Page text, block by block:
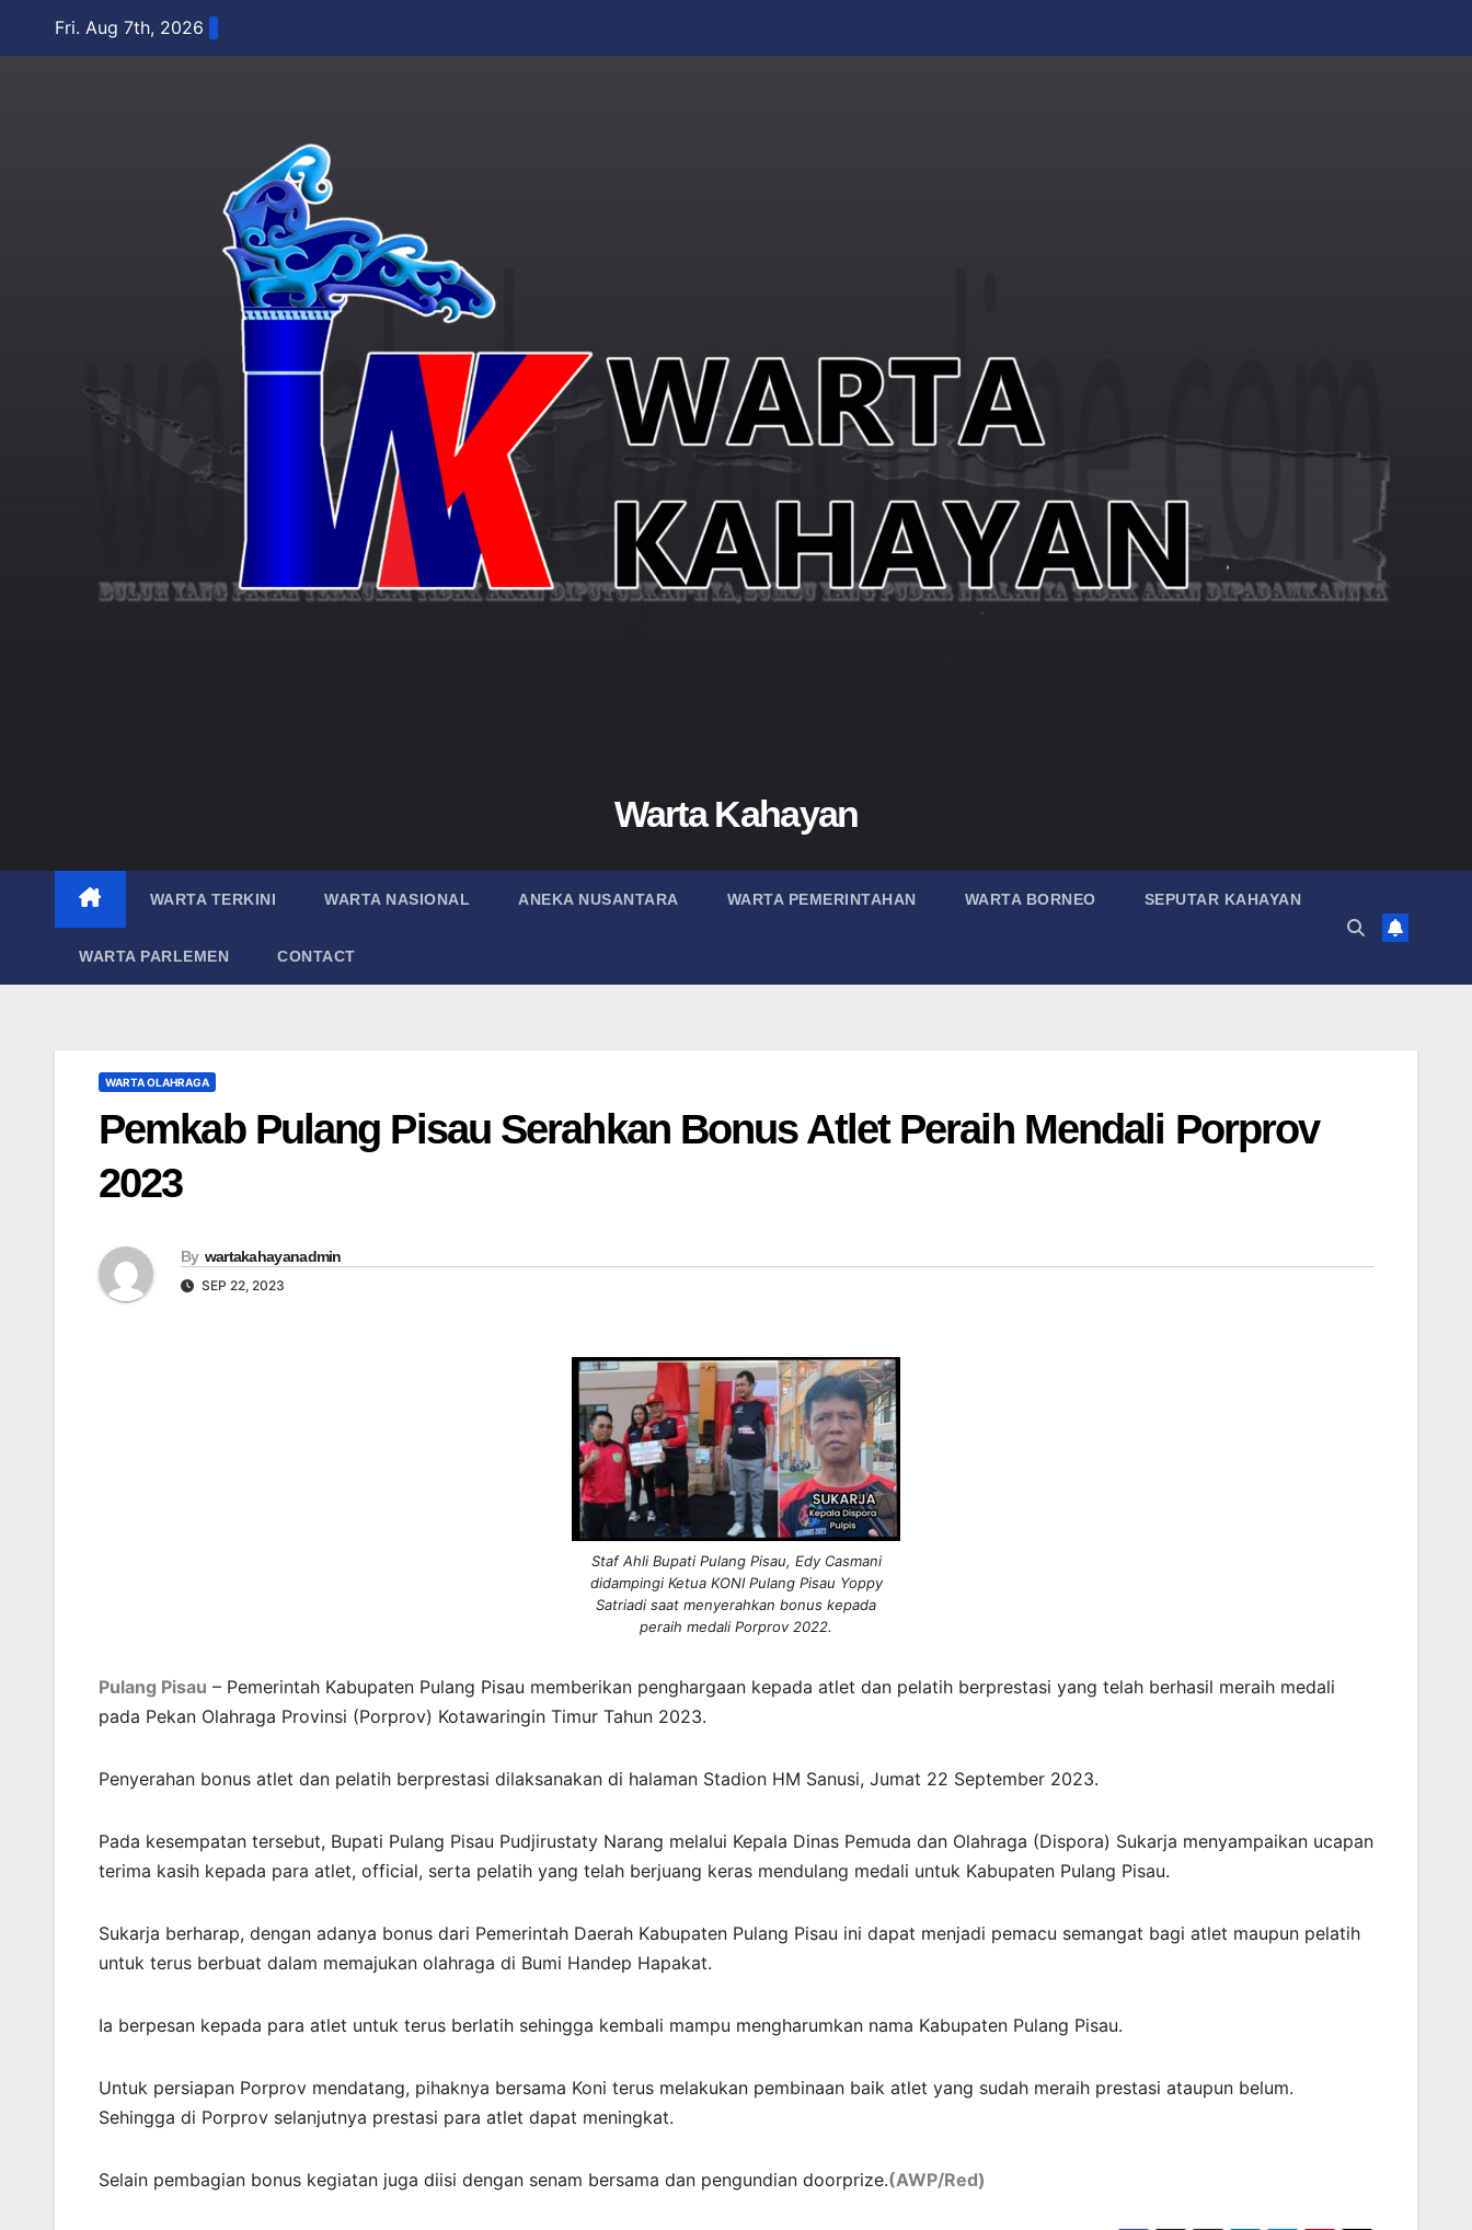
Fri. Aug 7th, 2026
Warta Kahayan
WARTA TERKINI WARTA NASIONAL ANEKA NUSANTARA WARTA PEMERINTAHAN WARTA BORNEO SEPUTAR KAHAYAN
WARTA PARLEMEN CONTACT
WARTA OLAHRAGA
Pemkab Pulang Pisau Serahkan Bonus Atlet Peraih Mendali Porprov
2023
By wartakahayanadmin
SEP 22, 2023
Staf Ahli Bupati Pulang Pisau, Edy Casmani
didampingi Ketua KONI Pulang Pisau Yoppy
Satriadi saat menyerahkan bonus kepada
peraih medali Porprov 2022.
Pulang Pisau – Pemerintah Kabupaten Pulang Pisau memberikan penghargaan kepada atlet dan pelatih berprestasi yang telah berhasil meraih medali
pada Pekan Olahraga Provinsi (Porprov) Kotawaringin Timur Tahun 2023.
Penyerahan bonus atlet dan pelatih berprestasi dilaksanakan di halaman Stadion HM Sanusi, Jumat 22 September 2023.
Pada kesempatan tersebut, Bupati Pulang Pisau Pudjirustaty Narang melalui Kepala Dinas Pemuda dan Olahraga (Dispora) Sukarja menyampaikan ucapan
terima kasih kepada para atlet, official, serta pelatih yang telah berjuang keras mendulang medali untuk Kabupaten Pulang Pisau.
Sukarja berharap, dengan adanya bonus dari Pemerintah Daerah Kabupaten Pulang Pisau ini dapat menjadi pemacu semangat bagi atlet maupun pelatih
untuk terus berbuat dalam memajukan olahraga di Bumi Handep Hapakat.
Ia berpesan kepada para atlet untuk terus berlatih sehingga kembali mampu mengharumkan nama Kabupaten Pulang Pisau.
Untuk persiapan Porprov mendatang, pihaknya bersama Koni terus melakukan pembinaan baik atlet yang sudah meraih prestasi ataupun belum.
Sehingga di Porprov selanjutnya prestasi para atlet dapat meningkat.
Selain pembagian bonus kegiatan juga diisi dengan senam bersama dan pengundian doorprize.(AWP/Red)